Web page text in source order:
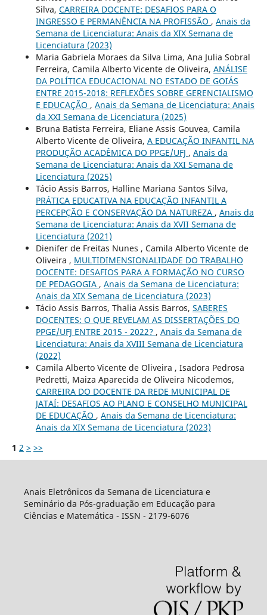
Silva, CARREIRA DOCENTE: DESAFIOS PARA O
INGRESSO E PERMANÊNCIA NA PROFISSÃO , Anais da
Semana de Licenciatura: Anais da XIX Semana de
Licenciatura (2023)
Maria Gabriela Moraes da Silva Lima, Ana Julia Sobral
Ferreira, Camila Alberto Vicente de Oliveira, ANÁLISE
DA POLÍTICA EDUCACIONAL NO ESTADO DE GOIÁS
ENTRE 2015-2018: REFLEXÕES SOBRE GERENCIALISMO
E EDUCAÇÃO , Anais da Semana de Licenciatura: Anais
da XXI Semana de Licenciatura (2025)
Bruna Batista Ferreira, Eliane Assis Gouvea, Camila
Alberto Vicente de Oliveira, A EDUCAÇÃO INFANTIL NA
PRODUÇÃO ACADÊMICA DO PPGE/UFJ , Anais da
Semana de Licenciatura: Anais da XXI Semana de
Licenciatura (2025)
Tácio Assis Barros, Halline Mariana Santos Silva,
PRÁTICA EDUCATIVA NA EDUCAÇÃO INFANTIL A
PERCEPÇÃO E CONSERVAÇÃO DA NATUREZA , Anais da
Semana de Licenciatura: Anais da XVII Semana de
Licenciatura (2021)
Dienifer de Freitas Nunes , Camila Alberto Vicente de
Oliveira , MULTIDIMENSIONALIDADE DO TRABALHO
DOCENTE: DESAFIOS PARA A FORMAÇÃO NO CURSO
DE PEDAGOGIA , Anais da Semana de Licenciatura:
Anais da XIX Semana de Licenciatura (2023)
Tácio Assis Barros, Thalia Assis Barros, SABERES
DOCENTES: O QUE REVELAM AS DISSERTAÇÕES DO
PPGE/UFJ ENTRE 2015 - 2022? , Anais da Semana de
Licenciatura: Anais da XVIII Semana de Licenciatura
(2022)
Camila Alberto Vicente de Oliveira , Isadora Pedrosa
Pedretti, Maiza Aparecida de Oliveira Nicodemos,
CARREIRA DO DOCENTE DA REDE MUNICIPAL DE
JATAÍ: DESAFIOS AO PLANO E CONSELHO MUNICIPAL
DE EDUCAÇÃO , Anais da Semana de Licenciatura:
Anais da XIX Semana de Licenciatura (2023)
1 2 > >>
Anais Eletrônicos da Semana de Licenciatura e
Seminário da Pós-graduação em Educação para
Ciências e Matemática - ISSN - 2179-6076